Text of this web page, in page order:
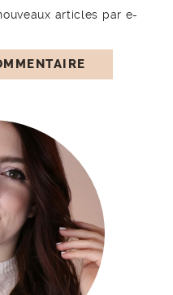
articles par e-